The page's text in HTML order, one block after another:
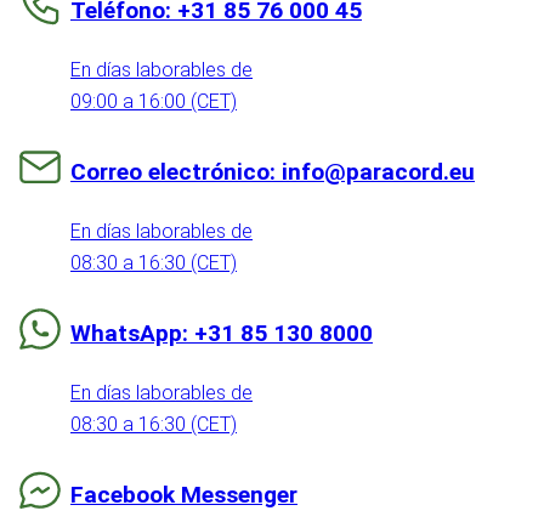
Teléfono: +31 85 76 000 45
En días laborables de
09:00 a 16:00 (CET)
Correo electrónico: info@paracord.eu
En días laborables de
08:30 a 16:30 (CET)
WhatsApp: +31 85 130 8000
En días laborables de
08:30 a 16:30 (CET)
Facebook Messenger